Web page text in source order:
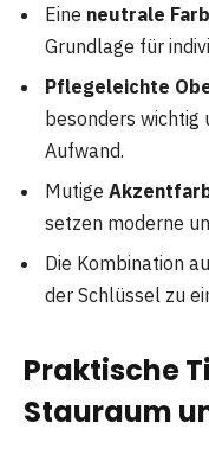
Eine neutrale
Grundlage für
Pflegeleichte
besonders wichtig
Aufwand.
Mutige
setzen moderne
Die Kombination
der Schlüssel zu
Praktische
Stauraum